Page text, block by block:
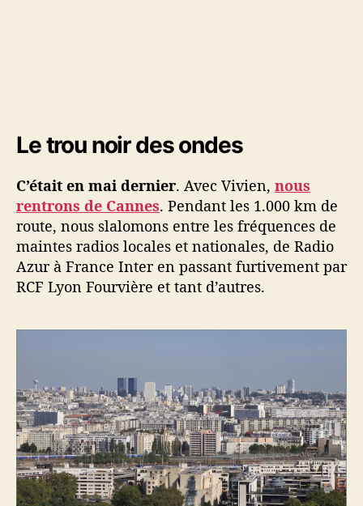
Le trou noir des ondes
C’était en mai dernier. Avec Vivien, nous
rentrons de Cannes. Pendant les 1.000 km de
route, nous slalomons entre les fréquences de
maintes radios locales et nationales, de Radio
Azur à France Inter en passant furtivement par
RCF Lyon Fourvière et tant d’autres.